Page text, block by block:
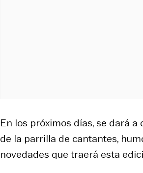
En los próximos días, se dará a
de la parrilla de cantantes,
novedades que traerá esta